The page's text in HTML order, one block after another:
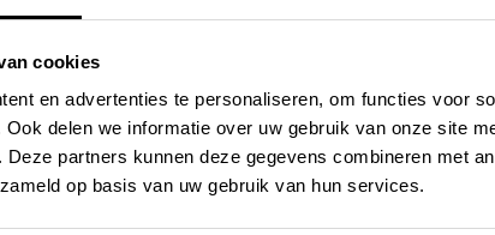
cookies
en advertenties te personaliseren, om functies voor
delen we informatie over uw gebruik van onze site
partners kunnen deze gegevens combineren met
op basis van uw gebruik van hun services.
-
-